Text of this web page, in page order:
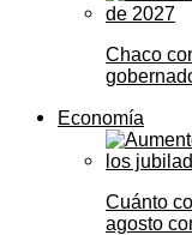
Chaco
Economía
Cuánto
agosto